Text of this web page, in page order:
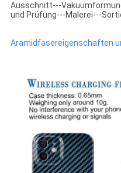
Ausschnitt---
und Prüfung---Malerei---
Aramidfasereigenschaften